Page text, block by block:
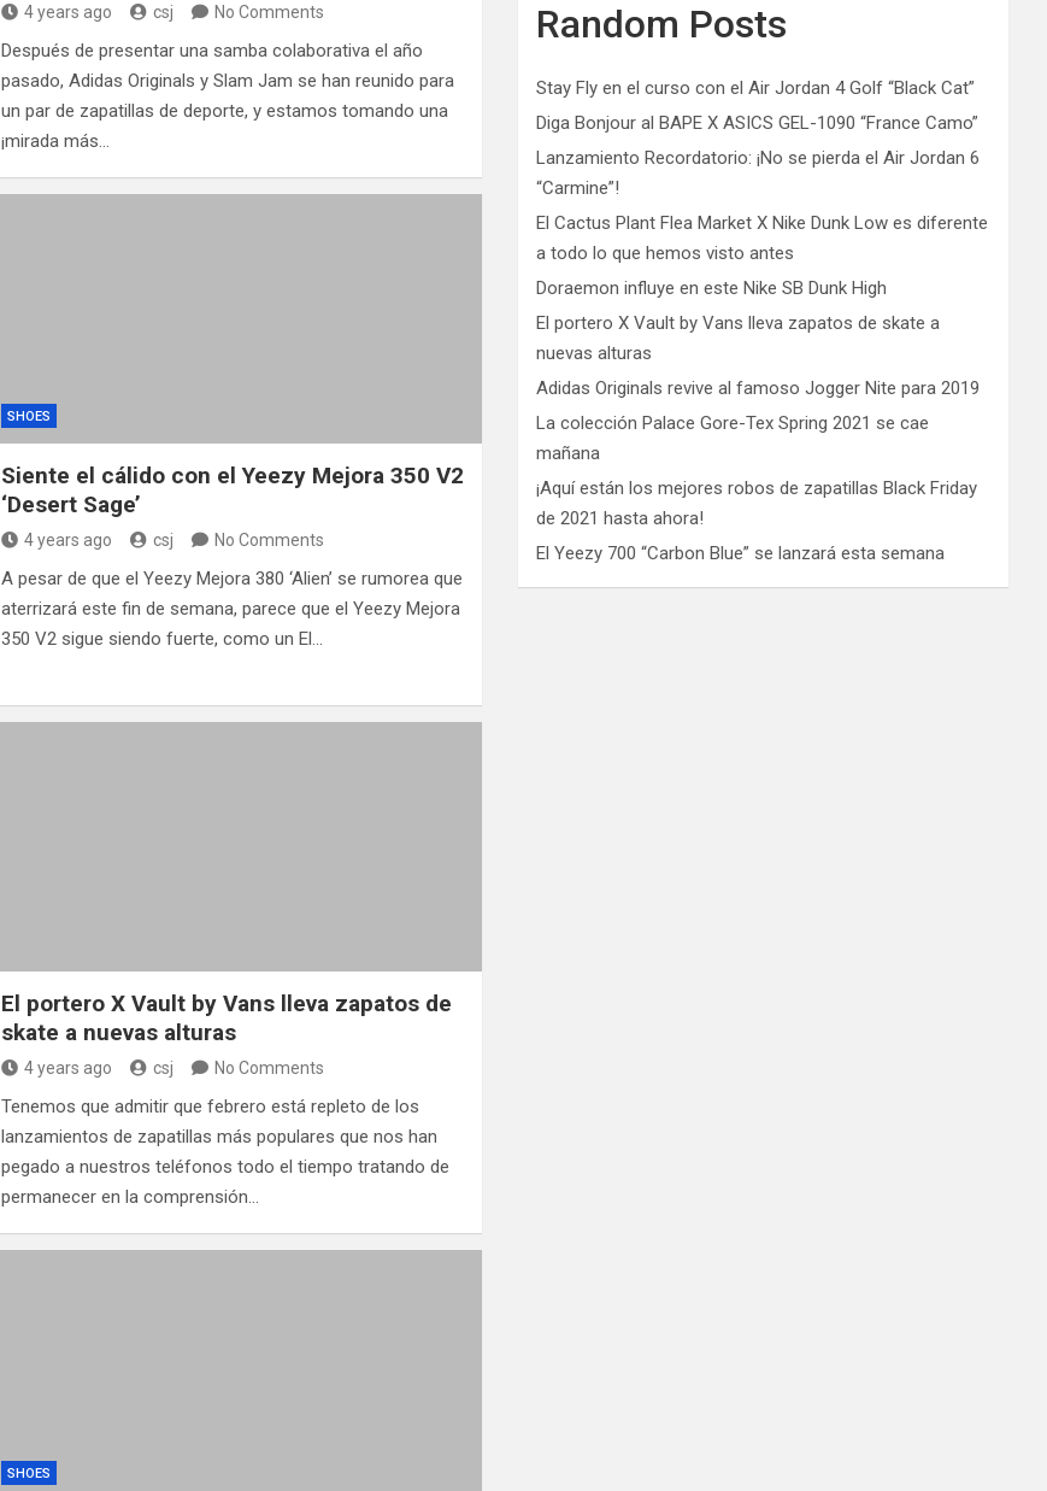
4 years ago csj No Comments
Después de presentar una samba colaborativa el año
pasado, Adidas Originals y Slam Jam se han reunido para
un par de zapatillas de deporte, y estamos tomando una
¡mirada más…
SHOES
Siente el cálido con el Yeezy Mejora 350 V2
‘Desert Sage’
4 years ago csj No Comments
A pesar de que el Yeezy Mejora 380 ‘Alien’ se rumorea que
aterrizará este fin de semana, parece que el Yeezy Mejora
350 V2 sigue siendo fuerte, como un El…
El portero X Vault by Vans lleva zapatos de
skate a nuevas alturas
4 years ago csj No Comments
Tenemos que admitir que febrero está repleto de los
lanzamientos de zapatillas más populares que nos han
pegado a nuestros teléfonos todo el tiempo tratando de
permanecer en la comprensión…
SHOES
Random Posts
Stay Fly en el curso con el Air Jordan 4 Golf “Black Cat”
Diga Bonjour al BAPE X ASICS GEL-1090 “France Camo”
Lanzamiento Recordatorio: ¡No se pierda el Air Jordan 6
“Carmine”!
El Cactus Plant Flea Market X Nike Dunk Low es diferente
a todo lo que hemos visto antes
Doraemon influye en este Nike SB Dunk High
El portero X Vault by Vans lleva zapatos de skate a
nuevas alturas
Adidas Originals revive al famoso Jogger Nite para 2019
La colección Palace Gore-Tex Spring 2021 se cae
mañana
¡Aquí están los mejores robos de zapatillas Black Friday
de 2021 hasta ahora!
El Yeezy 700 “Carbon Blue” se lanzará esta semana